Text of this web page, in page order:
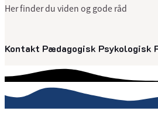
Her finder du viden og gode råd
Kontakt Pædagogisk Psykologisk